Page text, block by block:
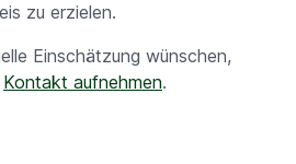
zu erzielen.
Einschätzung wünschen,
Kontakt aufnehmen.